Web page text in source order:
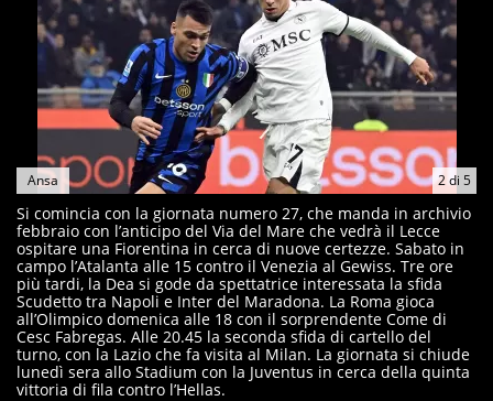
2di 5
Ansa
Si comincia con la giornata numero 27, che manda in archivio
febbraio con l’anticipo del Via del Mare che vedrà il Lecce
ospitare una Fiorentina in cerca di nuove certezze. Sabato in
campo l’Atalanta alle 15 contro il Venezia al Gewiss. Tre ore
più tardi, la Dea si gode da spettatrice interessata la sfida
Scudetto tra Napoli e Inter del Maradona. La Roma gioca
all’Olimpico domenica alle 18 con il sorprendente Come di
Cesc Fabregas. Alle 20.45 la seconda sfida di cartello del
turno, con la Lazio che fa visita al Milan. La giornata si chiude
lunedì sera allo Stadium con la Juventus in cerca della quinta
vittoria di fila contro l’Hellas.